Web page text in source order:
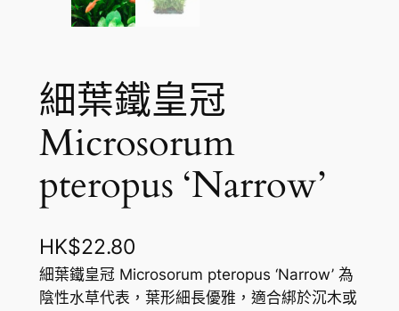
細葉鐵皇冠
Microsorum
pteropus ‘Narrow’
HK$22.80
細葉鐵皇冠 Microsorum pteropus ‘Narrow’ 為
陰性水草代表，葉形細長優雅，適合綁於沉木或